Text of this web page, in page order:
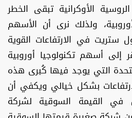
الأوكرانية تبقى الخطر
ولذلك نرى أن الأسهم
ستريت في الارتفاعات القوية
إلى أسهم تكنولوجيا أوروبية
التي يوجد فيها كُبرى هذه
بشكل خيالي ويكفي أن
القيمة السوقية لشركة